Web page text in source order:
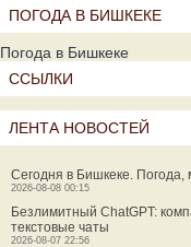
ПОГОДА В БИШКЕКЕ
Погода в Бишкеке
ССЫЛКИ
ЛЕНТА НОВОСТЕЙ
Сегодня в Бишкеке.
2026-08-08 00:15
Безлимитный ChatGPT:
текстовые чаты
2026-08-07 22:56